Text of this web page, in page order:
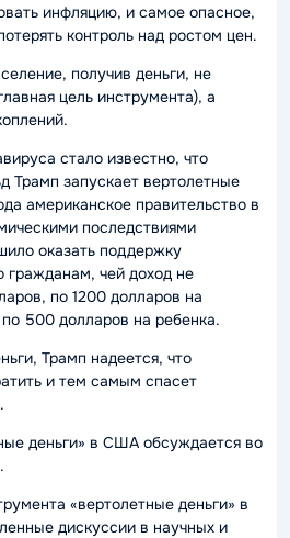
инфляцию, и самое опасное,
контроль над ростом цен.
получив деньги, не
цель инструмента), а
стало известно, что
Трамп запускает вертолетные
американское правительство в
последствиями
оказать поддержку
гражданам, чей доход не
по 1200 долларов на
500 долларов на ребенка.
Трамп надеется, что
и тем самым спасет
деньги» в США обсуждается во
«вертолетные деньги» в
дискуссии в научных и